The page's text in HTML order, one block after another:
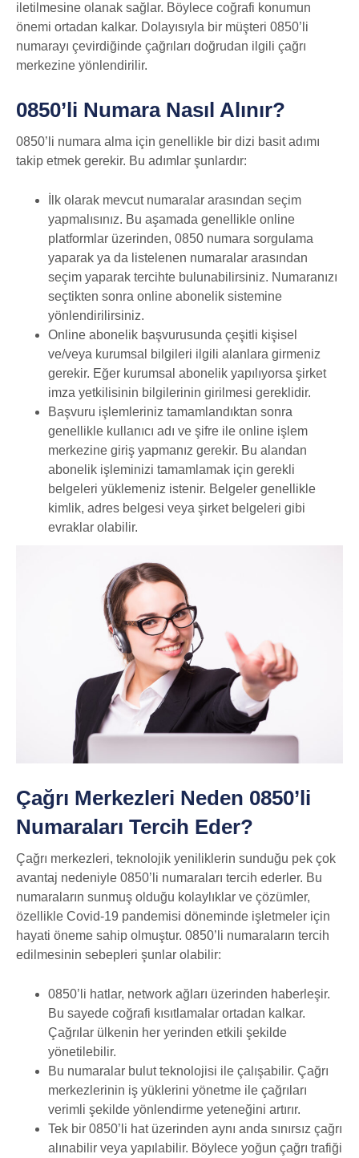
iletilmesine olanak sağlar. Böylece coğrafi konumun
önemi ortadan kalkar. Dolayısıyla bir müşteri 0850’li
numarayı çevirdiğinde çağrıları doğrudan ilgili çağrı
merkezine yönlendirilir.
0850’li Numara Nasıl Alınır?
0850’li numara alma için genellikle bir dizi basit adımı
takip etmek gerekir. Bu adımlar şunlardır:
İlk olarak mevcut numaralar arasından seçim
yapmalısınız. Bu aşamada genellikle online
platformlar üzerinden, 0850 numara sorgulama
yaparak ya da listelenen numaralar arasından
seçim yaparak tercihte bulunabilirsiniz. Numaranızı
seçtikten sonra online abonelik sistemine
yönlendirilirsiniz.
Online abonelik başvurusunda çeşitli kişisel
ve/veya kurumsal bilgileri ilgili alanlara girmeniz
gerekir. Eğer kurumsal abonelik yapılıyorsa şirket
imza yetkilisinin bilgilerinin girilmesi gereklidir.
Başvuru işlemleriniz tamamlandıktan sonra
genellikle kullanıcı adı ve şifre ile online işlem
merkezine giriş yapmanız gerekir. Bu alandan
abonelik işleminizi tamamlamak için gerekli
belgeleri yüklemeniz istenir. Belgeler genellikle
kimlik, adres belgesi veya şirket belgeleri gibi
evraklar olabilir.
Çağrı Merkezleri Neden 0850’li
Numaraları Tercih Eder?
Çağrı merkezleri, teknolojik yeniliklerin sunduğu pek çok
avantaj nedeniyle 0850’li numaraları tercih ederler. Bu
numaraların sunmuş olduğu kolaylıklar ve çözümler,
özellikle Covid-19 pandemisi döneminde işletmeler için
hayati öneme sahip olmuştur. 0850’li numaraların tercih
edilmesinin sebepleri şunlar olabilir:
0850’li hatlar, network ağları üzerinden haberleşir.
Bu sayede coğrafi kısıtlamalar ortadan kalkar.
Çağrılar ülkenin her yerinden etkili şekilde
yönetilebilir.
Bu numaralar bulut teknolojisi ile çalışabilir. Çağrı
merkezlerinin iş yüklerini yönetme ile çağrıları
verimli şekilde yönlendirme yeteneğini artırır.
Tek bir 0850’li hat üzerinden aynı anda sınırsız çağrı
alınabilir veya yapılabilir. Böylece yoğun çağrı trafiği